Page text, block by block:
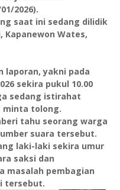
2026).
saat ini sedang dilidik
Kapanewon Wates,
laporan, yakni pada
sekira pukul 10.00
sedang istirahat
minta tolong.
tahu seorang warga
suara tersebut.
laki-laki sekira umur
saksi dan
masalah pembagian
tersebut.